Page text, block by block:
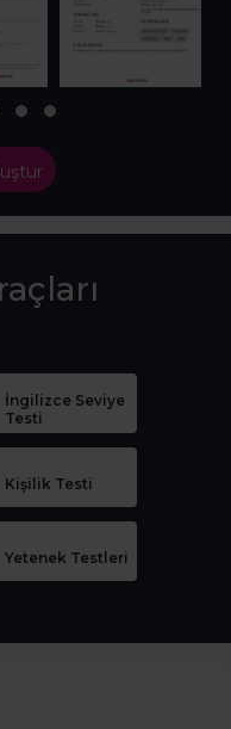
İngilizce Seviye
Testi
Kişilik Testi
Yetenek Testleri